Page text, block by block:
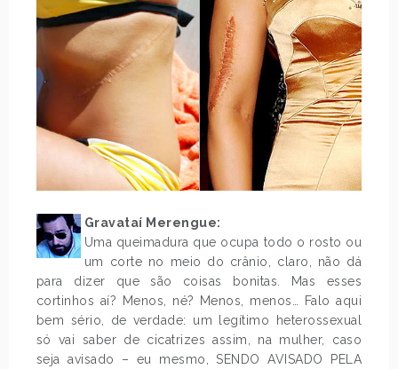
Gravataí Merengue:
Uma queimadura que ocupa todo o rosto ou
um corte no meio do crânio, claro, não dá
para dizer que são coisas bonitas. Mas esses
cortinhos aí? Menos, né? Menos, menos… Falo aqui
bem sério, de verdade: um legítimo heterossexual
só vai saber de cicatrizes assim, na mulher, caso
seja avisado – eu mesmo, SENDO AVISADO PELA